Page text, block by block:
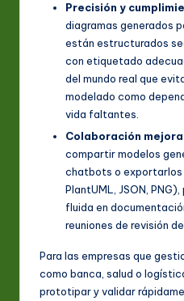
Precisión y
diagramas generados
están estructurados
con etiquetado
del mundo real que
modelado como
vida faltantes.
Colaboración
compartir modelos
chatbots o exportarlos
PlantUML, JSON,
fluida en
reuniones de revisión
Para las empresas que
como banca, salud o
prototipar y validar